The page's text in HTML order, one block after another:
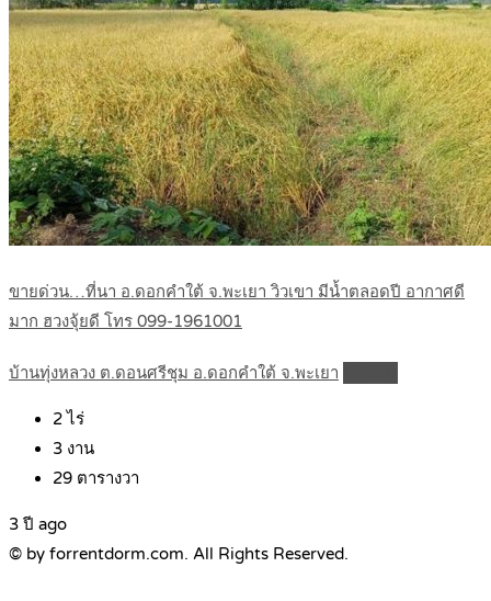
ขายด่วน…ที่นา อ.ดอกคำใต้ จ.พะเยา วิวเขา มีน้ำตลอดปี อากาศดี
มาก ฮวงจุ้ยดี โทร 099-1961001
บ้านทุ่งหลวง ต.ดอนศรีชุม อ.ดอกคำใต้ จ.พะเยา
2 ไร่
3 งาน
29 ตารางวา
3 ปี ago
© by forrentdorm.com. All Rights Reserved.